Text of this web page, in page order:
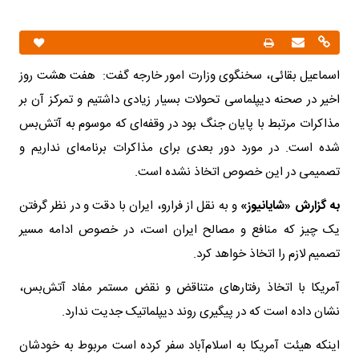
اسماعیل بقائی، سخنگوی وزارت امور خارجه گفت: هفت هشت روز
اخیر در صحنه دیپلماسی تحولات بسیار زیادی داشتیم و تمرکز آن بر
مذاکرات مرتبط با پایان جنگ بود در وقفه‌ای که موسوم به آتش‌بس
شده است. در مورد دور بعدی برای مذاکرات برنامه‌ای نداریم و
تصمیمی در این خصوص اتخاذ نشده است.
به گزارش «شایانیوز» و به نقل از فرارو، ایران با دقت و در نظر گرفتن
یک چیز که منافع و مصالح ایران است، در خصوص ادامه مسیر
تصمیم لازم را اتخاذ خواهد کرد.
آمریکا با اتخاذ رفتارهای متناقض و نقض مستمر مفاد آتش‌بس،
نشان داده است که در پیگیری روند دیپلماتیک جدیت ندارد.
اینکه هیئت آمریکا به اسلام‌آباد سفر کرده است مربوط به خودشان